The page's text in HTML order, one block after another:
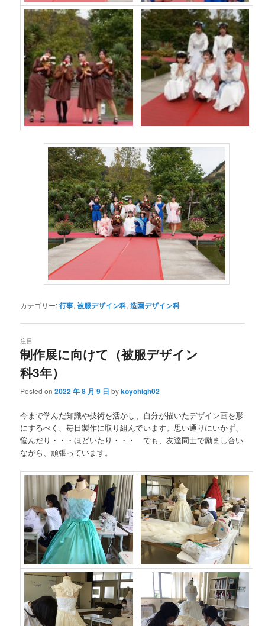
カテゴリー:行事,被服デザイン科,造園デザイン科
制作展に向けて（被服デザイン
科3年）
注目
Posted on2022 年 8 月 9 日 bykoyohigh02
今まで学んだ知識や技術を活かし、自分が描いたデザイン画を形
にするべく、毎日製作に取り組んでいます。思い通りにいかず、
悩んだり・・・ほどいたり・・・ でも、友達同士で励まし合い
ながら、頑張っています。